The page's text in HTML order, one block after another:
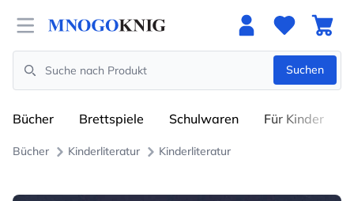
Open menu
Search
Suchen
Bücher Brettspiele Schulwaren Für Kinder
Bücher Kinderliteratur Kinderliteratur